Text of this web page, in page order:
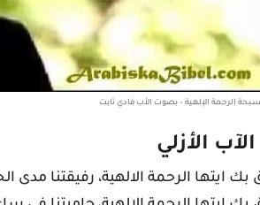
الرحمة الإلهية – بصوت الأب فادي تابت
الأزلي
بك ايتها الرحمة الالهية، رفيقتنا مدى